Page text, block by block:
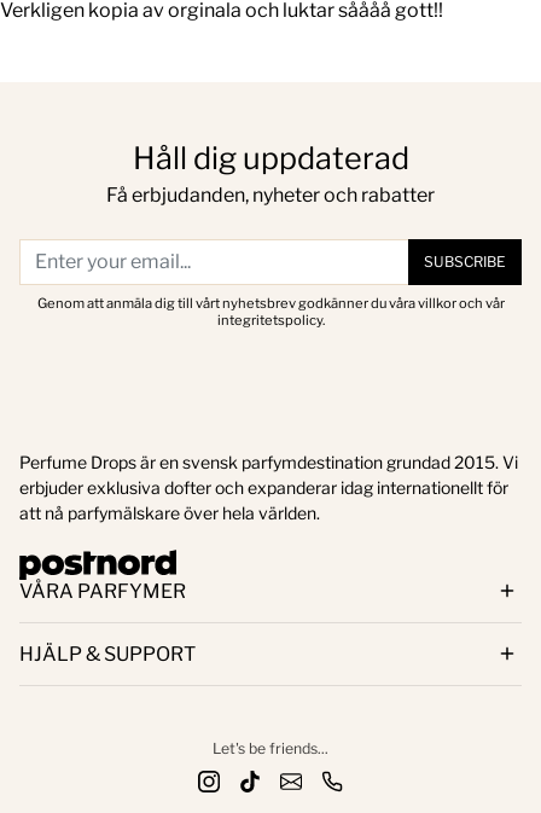
Verkligen kopia av orginala och luktar såååå gott!!
Håll dig uppdaterad
Få erbjudanden, nyheter och rabatter
SUBSCRIBE
Genom att anmäla dig till vårt nyhetsbrev godkänner du våra villkor och vår
integritetspolicy.
Perfume Drops är en svensk parfymdestination grundad 2015. Vi
erbjuder exklusiva dofter och expanderar idag internationellt för
att nå parfymälskare över hela världen.
VÅRA PARFYMER
HJÄLP & SUPPORT
Let's be friends...